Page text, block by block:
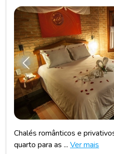
Anterior
Chalés românticos e
quarto para as ... Ver mais